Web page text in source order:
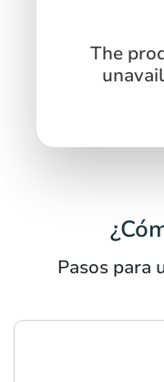
The
Pasos para